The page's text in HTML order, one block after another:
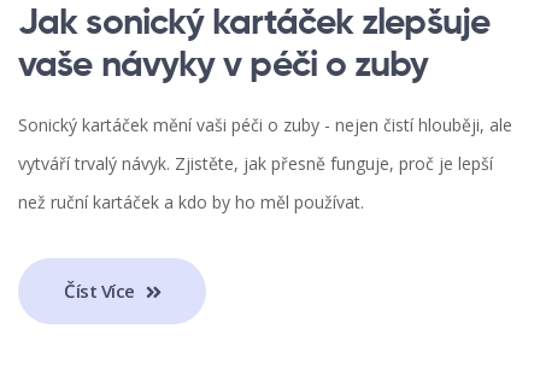
Jak sonický kartáček zlepšuje
vaše návyky v péči o zuby
Sonický kartáček mění vaši péči o zuby - nejen čistí hlouběji, ale
vytváří trvalý návyk. Zjistěte, jak přesně funguje, proč je lepší
než ruční kartáček a kdo by ho měl používat.
Číst Více